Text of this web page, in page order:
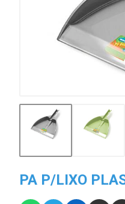
PA P/LIXO